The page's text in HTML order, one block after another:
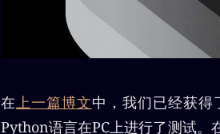
在 上一篇博文中，我们已经获得
Python语言在PC上进行了测试。